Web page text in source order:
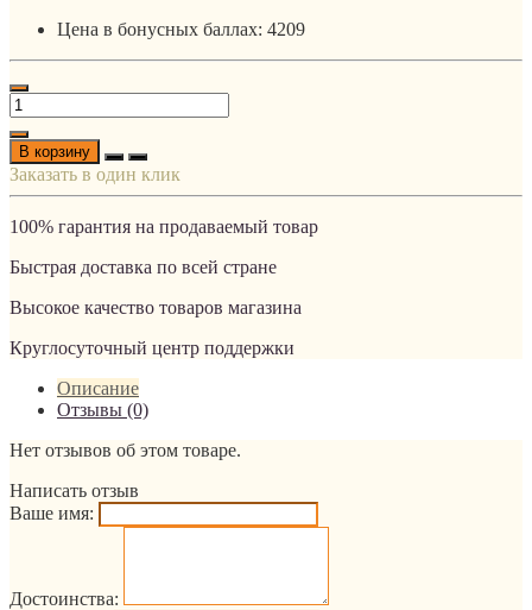
Цена в бонусных баллах: 4209
В корзину
Заказать в один клик
100% гарантия на продаваемый товар
Быстрая доставка по всей стране
Высокое качество товаров магазина
Круглосуточный центр поддержки
Описание
Отзывы (0)
Нет отзывов об этом товаре.
Написать отзыв
Ваше имя:
Достоинства: